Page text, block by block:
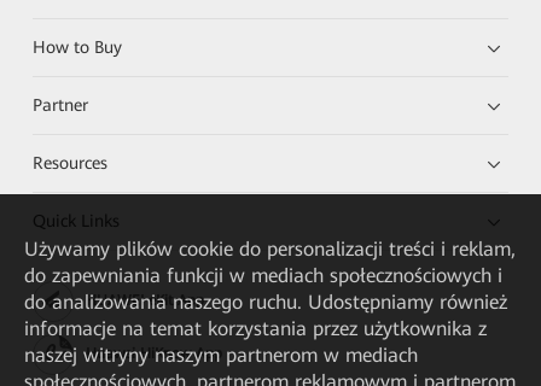
How to Buy
Partner
Resources
Quick Links
HUAWEI eKit App
Huawei HiKnow App
Używamy plików cookie do personalizacji treści i reklam,
do zapewniania funkcji w mediach społecznościowych i
do analizowania naszego ruchu. Udostępniamy również
informacje na temat korzystania przez użytkownika z
naszej witryny naszym partnerom w mediach